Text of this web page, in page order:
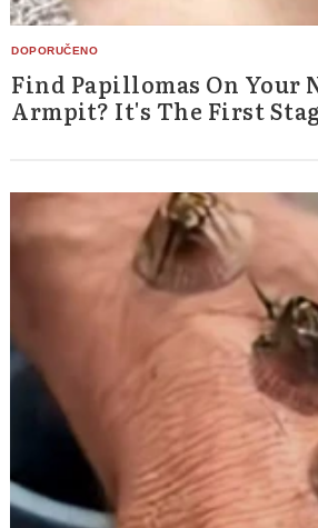
Find Papillomas On Your
Armpit? It's The First